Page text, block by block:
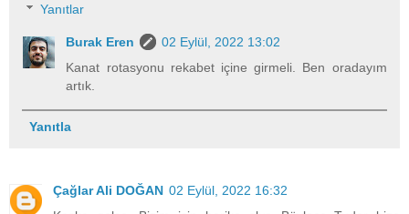
Yanıtlar
Burak Eren
02 Eylül, 2022 13:02
Kanat rotasyonu rekabet içine girmeli. Ben oradayım
artık.
Yanıtla
Çağlar Ali DOĞAN 02 Eylül, 2022 16:32